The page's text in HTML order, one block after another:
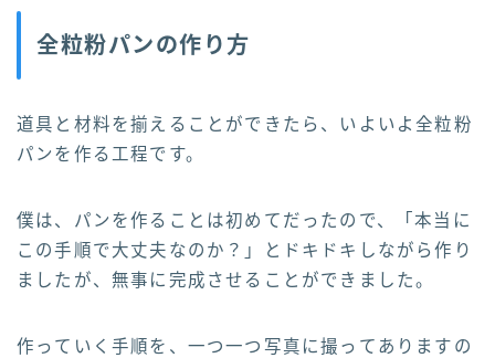
全粒粉パンの作り方
道具と材料を揃えることができたら、いよいよ全粒粉
パンを作る工程です。
僕は、パンを作ることは初めてだったので、「本当に
この手順で大丈夫なのか？」とドキドキしながら作り
ましたが、無事に完成させることができました。
作っていく手順を、一つ一つ写真に撮ってありますの